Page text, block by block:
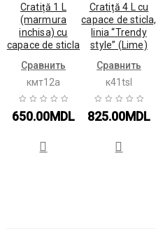
Cratiță 1 L
(marmura
inchisa) cu
сapace de sticla
Сравнить
кмт12а
650.00MDL
Cratiță 4 L cu
сapace de sticla,
linia “Trendy
style” (Lime)
Сравнить
к41tsl
825.00MDL